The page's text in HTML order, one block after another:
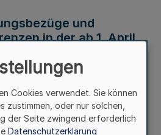
und
in der ab 1. April
Cookies verwendet. Sie können
zustimmen, oder nur solchen,
der Seite zwingend erforderlich
Datenschutzerklärung